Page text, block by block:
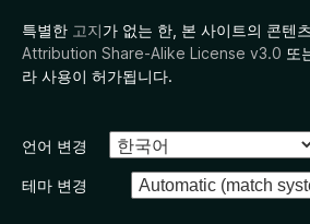
특별한 고지가 없는 한, 본 사이트의 콘텐
Attribution Share-Alike License v3.0 또
라 사용이 허가됩니다.
언어 변경
테마 변경